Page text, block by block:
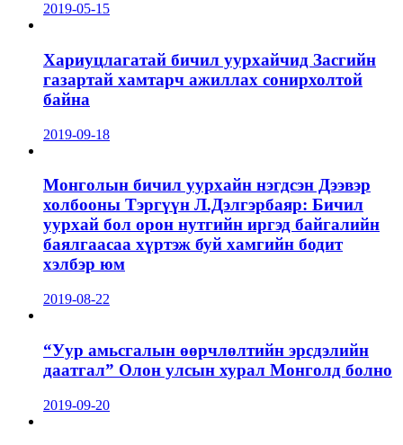
2019-05-15
Хариуцлагатай бичил уурхайчид Засгийн
газартай хамтарч ажиллах сонирхолтой
байна
2019-09-18
Монголын бичил уурхайн нэгдсэн Дээвэр
холбооны Тэргүүн Л.Дэлгэрбаяр: Бичил
уурхай бол орон нутгийн иргэд байгалийн
баялгаасаа хүртэж буй хамгийн бодит
хэлбэр юм
2019-08-22
“Уур амьсгалын өөрчлөлтийн эрсдэлийн
даатгал” Олон улсын хурал Монголд болно
2019-09-20